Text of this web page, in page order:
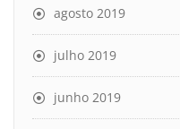
agosto 2019
julho 2019
junho 2019